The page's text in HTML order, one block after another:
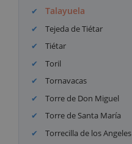
Talayuela
Tejeda de Tiétar
Tiétar
Toril
Tornavacas
Torre de Don Miguel
Torre de Santa María
Torrecilla de los Angeles